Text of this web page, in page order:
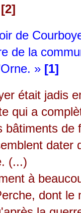
[2]
de
de la
» [1]
était jadis
qui a
bâtiments de
dater
(...)
à
dont le